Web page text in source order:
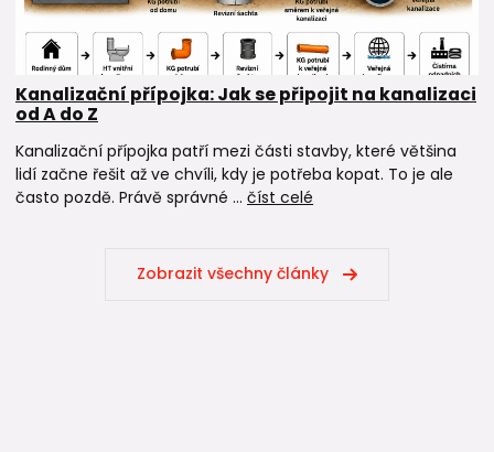
Kanalizační přípojka: Jak se připojit na kanalizaci
od A do Z
Kanalizační přípojka patří mezi části stavby, které většina
lidí začne řešit až ve chvíli, kdy je potřeba kopat. To je ale
často pozdě. Právě správné ... číst celé
Zobrazit všechny články